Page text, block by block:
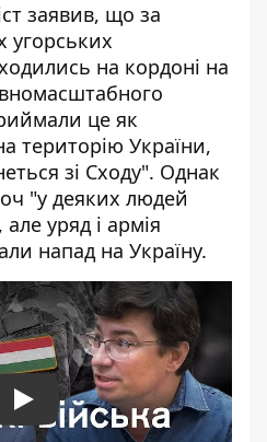
заявив, що за
угорських
на кордоні на
це як
територію України,
зі Сходу". Однак
"у деяких людей
але уряд і армія
напад на Україну.
Play